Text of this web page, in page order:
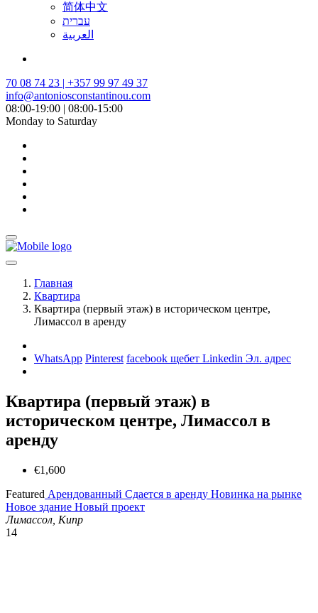
简体中文
עברית
العربية
70 08 74 23 | +357 99 97 49 37
info@antoniosconstantinou.com
08:00-19:00 | 08:00-15:00
Monday to Saturday
Главная
Квартира
Квартира (первый этаж) в историческом центре,
Лимассол в аренду
WhatsApp Pinterest facebook щебет Linkedin Эл. адрес
Квартира (первый этаж) в
историческом центре, Лимассол в
аренду
€1,600
Featured Арендованный Сдается в аренду Новинка на рынке
Новое здание Новый проект
Лимассол, Кипр
14